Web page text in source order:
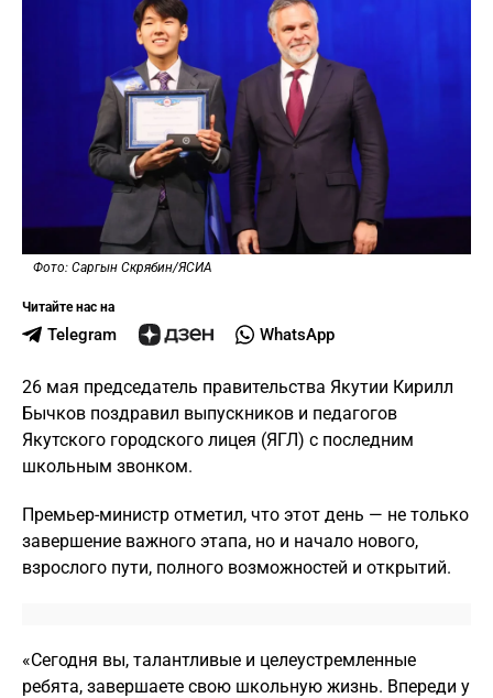
Фото: Саргын Скрябин/ЯСИА
Читайте нас на
Telegram WhatsApp
26 мая председатель правительства Якутии Кирилл
Бычков поздравил выпускников и педагогов
Якутского городского лицея (ЯГЛ) с последним
школьным звонком.
Премьер-министр отметил, что этот день — не только
завершение важного этапа, но и начало нового,
взрослого пути, полного возможностей и открытий.
«Сегодня вы, талантливые и целеустремленные
ребята, завершаете свою школьную жизнь. Впереди у